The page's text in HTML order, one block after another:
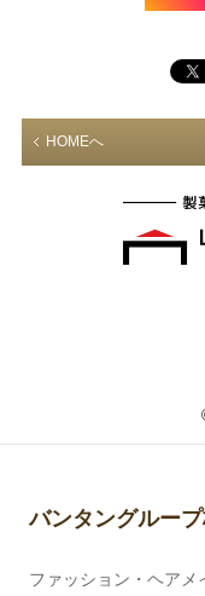
HOMEへ
バンタングルー
ファッション・ヘアメ